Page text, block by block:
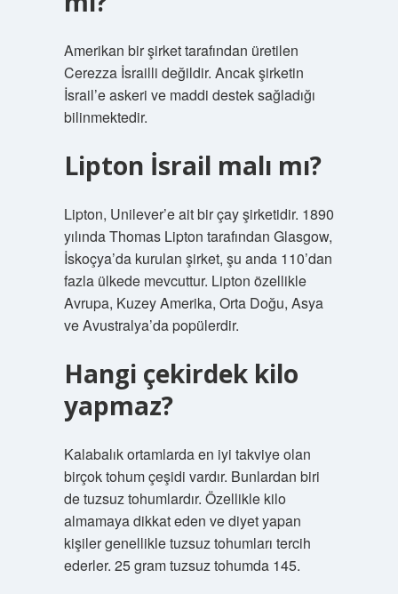
Amerikan bir şirket tarafından üretilen
Cerezza İsrailli değildir. Ancak şirketin
İsrail’e askeri ve maddi destek sağladığı
bilinmektedir.
Lipton İsrail malı mı?
Lipton, Unilever’e ait bir çay şirketidir. 1890
yılında Thomas Lipton tarafından Glasgow,
İskoçya’da kurulan şirket, şu anda 110’dan
fazla ülkede mevcuttur. Lipton özellikle
Avrupa, Kuzey Amerika, Orta Doğu, Asya
ve Avustralya’da popülerdir.
Hangi çekirdek kilo
yapmaz?
Kalabalık ortamlarda en iyi takviye olan
birçok tohum çeşidi vardır. Bunlardan biri
de tuzsuz tohumlardır. Özellikle kilo
almamaya dikkat eden ve diyet yapan
kişiler genellikle tuzsuz tohumları tercih
ederler. 25 gram tuzsuz tohumda 145.